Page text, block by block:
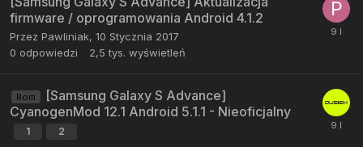
firmware / oprogramowania Android 4.1.2
Przez Pawliniak, 10 Stycznia 2017
0 odpowiedzi 2,5 tys. wyświetleń
Rom
[Samsung Galaxy S Advance]
CyanogenMod 12.1 Android 5.1.1 - Nieoficjalny
1 2